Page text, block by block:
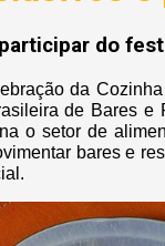
do
da
de Bares e
o setor de
bares e